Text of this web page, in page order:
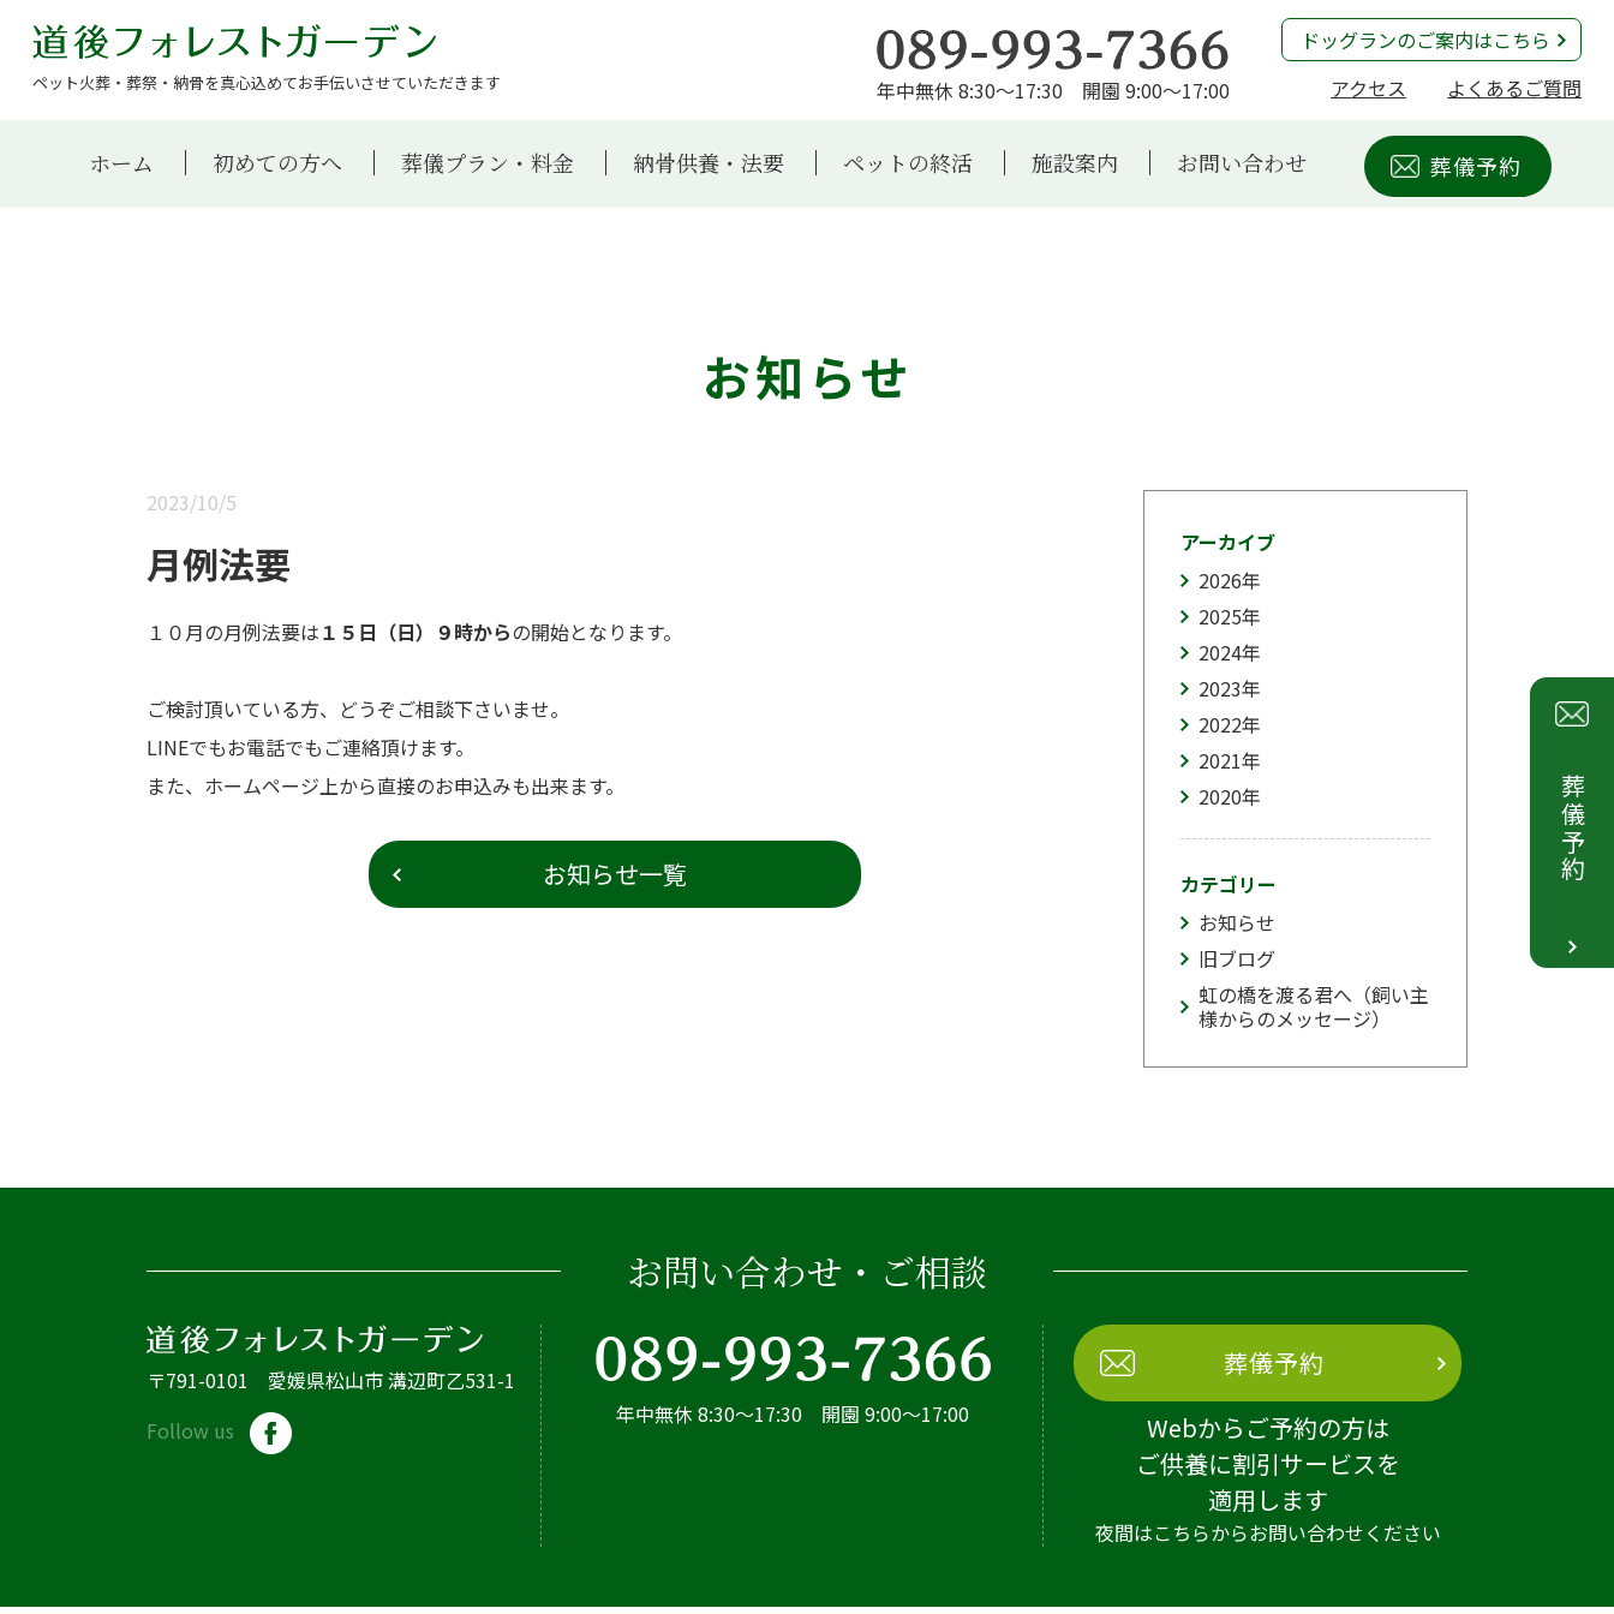
ペット火葬・葬祭・納骨を真心込めてお手伝いさせていただきます 年中無休 8:30～17:30 開園 9:00～17:00
ドッグランのご案内はこちら
アクセス
よくあるご質問
ホーム 初めての方へ 葬儀プラン・料金 納骨供養・法要 ペットの終活 施設案内 お問い合わせ 葬儀予約
お知らせ
2023/10/5
月例法要
１０月の月例法要は１５日（日）９時からの開始となります。
ご検討頂いている方、どうぞご相談下さいませ。
LINEでもお電話でもご連絡頂けます。
また、ホームページ上から直接のお申込みも出来ます。
お知らせ一覧
アーカイブ
2026年
2025年
2024年
2023年
2022年
2021年
2020年
カテゴリー
お知らせ
旧ブログ
虹の橋を渡る君へ（飼い主
様からのメッセージ）
葬儀予約
お問い合わせ・ご相談
〒791-0101 愛媛県松山市 溝辺町乙531-1
Follow us
年中無休 8:30～17:30 開園 9:00～17:00
葬儀予約
Webからご予約の方は
ご供養に割引サービスを
適用します
夜間はこちらからお問い合わせください